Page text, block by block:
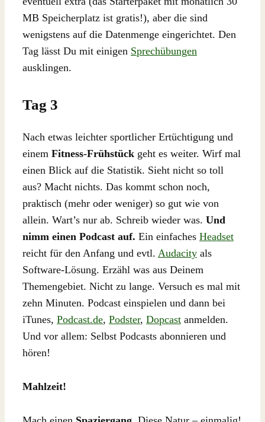
MB Speicherplatz ist gratis!), aber die sind
wenigstens auf die Datenmenge eingerichtet. Den
Tag lässt Du mit einigen Sprechübungen
ausklingen.
Tag 3
Nach etwas leichter sportlicher Ertüchtigung und
einem Fitness-Frühstück geht es weiter. Wirf mal
einen Blick auf die Statistik. Sieht nicht so toll
aus? Macht nichts. Das kommt schon noch,
praktisch (mehr oder weniger) so gut wie von
allein. Wart’s nur ab. Schreib wieder was. Und
nimm einen Podcast auf. Ein einfaches Headset
reicht für den Anfang und evtl. Audacity als
Software-Lösung. Erzähl was aus Deinem
Themengebiet. Nicht zu lange. Versuch es mal mit
zehn Minuten. Podcast einspielen und dann bei
iTunes, Podcast.de, Podster, Dopcast anmelden.
Und vor allem: Selbst Podcasts abonnieren und
hören!
Mahlzeit!